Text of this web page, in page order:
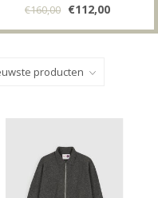
€160,00 €112,00